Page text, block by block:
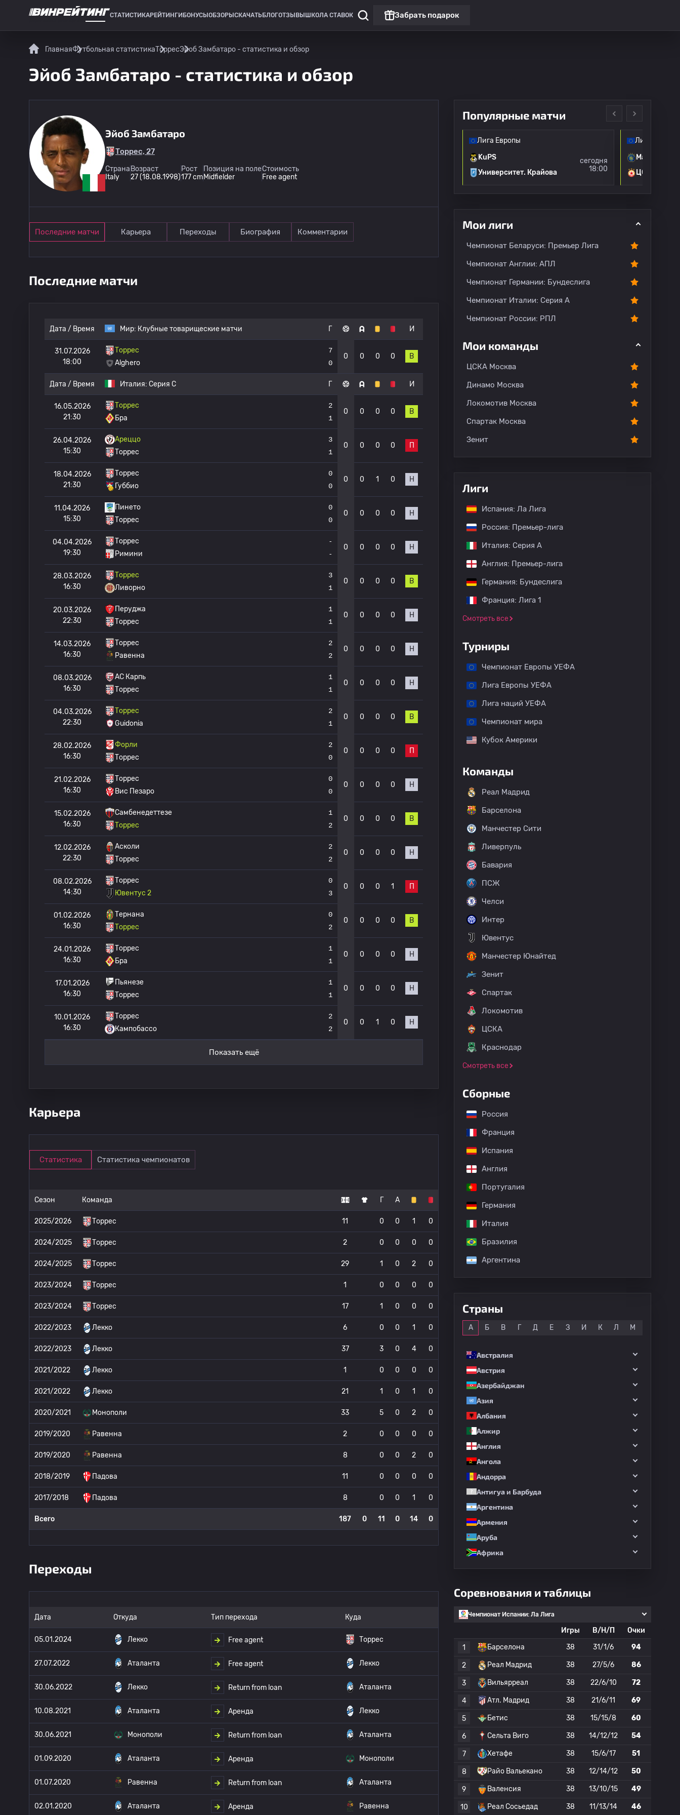
СТАТИСТИКАРЕЙТИНГИ БОНУСЫ ОБЗОРЫ СКАЧАТЬ БЛОГОТЗЫВЫ ШКОЛА СТАВОК Забрать подарок
ГлавнаяФутбольная статистикаТорресЭйоб Замбатаро - статистика и обзор
Эйоб Замбатаро - статистика и обзор
Эйоб Замбатаро
Торрес, 27
Страна
Italy
Возраст
27 (18.08.1998)
Рост
177 cm
Позиция на поле
Midfielder
Стоимость
Free agent
Последние матчи Карьера Переходы Биография Комментарии
Последние матчи
Дата / Время Мир: Клубные товарищеские матчи Г И
31.07.2026
18:00
Торрес
Alghero
7
0
0 0 0 0 В
Дата / Время Италия: Серия C Г И
16.05.2026
21:30
Торрес
Бра
2
1
0 0 0 0 В
26.04.2026
15:30
Ареццо
Торрес
3
1
0 0 0 0 П
18.04.2026
21:30
Торрес
Губбио
0
0
0 0 1 0 Н
11.04.2026
15:30
Пинето
Торрес
0
0
0 0 0 0 Н
04.04.2026
19:30
Торрес
Римини
-
-
0 0 0 0 Н
28.03.2026
16:30
Торрес
Ливорно
3
1
0 0 0 0 В
20.03.2026
22:30
Перуджа
Торрес
1
1
0 0 0 0 Н
14.03.2026
16:30
Торрес
Равенна
2
2
0 0 0 0 Н
08.03.2026
16:30
АС Карпь
Торрес
1
1
0 0 0 0 Н
04.03.2026
22:30
Торрес
Guidonia
2
1
0 0 0 0 В
28.02.2026
16:30
Форли
Торрес
2
0
0 0 0 0 П
21.02.2026
16:30
Торрес
Вис Пезаро
0
0
0 0 0 0 Н
15.02.2026
16:30
Самбенедеттезе
Торрес
1
2
0 0 0 0 В
12.02.2026
22:30
Асколи
Торрес
2
2
0 0 0 0 Н
08.02.2026
14:30
Торрес
Ювентус 2
0
3
0 0 0 1 П
01.02.2026
16:30
Тернана
Торрес
0
2
0 0 0 0 В
24.01.2026
16:30
Торрес
Бра
1
1
0 0 0 0 Н
17.01.2026
16:30
Пьянезе
Торрес
1
1
0 0 0 0 Н
10.01.2026
16:30
Торрес
Кампобассо
2
2
0 0 1 0 Н
Показать ещё
Карьера
Статистика Статистика чемпионатов
Сезон Команда Г А
2025/2026 Торрес 11 0 0 1 0
2024/2025 Торрес 2 0 0 0 0
2024/2025 Торрес 29 1 0 2 0
2023/2024 Торрес 1 0 0 0 0
2023/2024 Торрес 17 1 0 0 0
2022/2023 Лекко 6 0 0 1 0
2022/2023 Лекко 37 3 0 4 0
2021/2022 Лекко 1 0 0 0 0
2021/2022 Лекко 21 1 0 1 0
2020/2021 Монополи 33 5 0 2 0
2019/2020 Равенна 2 0 0 0 0
2019/2020 Равенна 8 0 0 2 0
2018/2019 Падова 11 0 0 0 0
2017/2018 Падова 8 0 0 1 0
Всего 187 0 11 0 14 0
Переходы
Дата Откуда Тип перехода Куда
05.01.2024 Лекко Free agent Торрес
27.07.2022 Аталанта Free agent Лекко
30.06.2022 Лекко Return from loan Аталанта
10.08.2021 Аталанта Аренда Лекко
30.06.2021 Монополи Return from loan Аталанта
01.09.2020 Аталанта Аренда Монополи
01.07.2020 Равенна Return from loan Аталанта
02.01.2020 Аталанта Аренда Равенна
Популярные матчи
Лига Европы
KuPS
Университет. Крайова
сегодня
18:00
Лига Европы
Маккаби
ЦСКА
Мои лиги
Чемпионат Беларуси: Премьер Лига
Чемпионат Англии: АПЛ
Чемпионат Германии: Бундеслига
Чемпионат Италии: Серия А
Чемпионат России: РПЛ
Мои команды
ЦСКА Москва
Динамо Москва
Локомотив Москва
Спартак Москва
Зенит
Лиги
Испания: Ла Лига
Россия: Премьер-лига
Италия: Серия А
Англия: Премьер-лига
Германия: Бундеслига
Франция: Лига 1
Смотреть все
Турниры
Чемпионат Европы УЕФА
Лига Европы УЕФА
Лига наций УЕФА
Чемпионат мира
Кубок Америки
Команды
Реал Мадрид
Барселона
Манчестер Сити
Ливерпуль
Бавария
ПСЖ
Челси
Интер
Ювентус
Манчестер Юнайтед
Зенит
Спартак
Локомотив
ЦСКА
Краснодар
Смотреть все
Сборные
Россия
Франция
Испания
Англия
Португалия
Германия
Италия
Бразилия
Аргентина
Страны
А Б В Г Д Е З И К Л М
Австралия
Австрия
Азербайджан
Азия
Албания
Алжир
Англия
Ангола
Андорра
Антигуа и Барбуда
Аргентина
Армения
Аруба
Африка
Соревнования и таблицы
Чемпионат Испании: Ла Лига
Игры В/Н/П
Очки
1
Барселона 38 31/1/6 94
2 Реал Мадрид 38 27/5/6 86
3 Вильярреал 38 22/6/10 72
4 Атл. Мадрид 38 21/6/11 69
5 Бетис 38 15/15/8 60
6 Сельта Виго 38 14/12/12 54
7 Хетафе 38 15/6/17 51
8 Райо Вальекано 38 12/14/12 50
9 Валенсия 38 13/10/15 49
10 Реал Сосьедад 38 11/13/14 46